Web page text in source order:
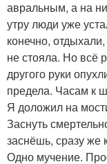
авральным, а на
утру люди уже
конечно,
не стояла. Но всё
другого руки
предела. Часам к
Я доложил на
Заснуть
заснёшь, сразу же
Одно мучение.